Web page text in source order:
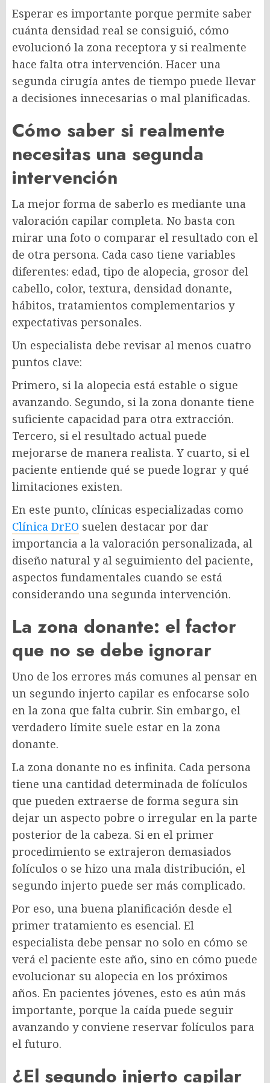
Esperar es importante porque permite saber
cuánta densidad real se consiguió, cómo
evolucionó la zona receptora y si realmente
hace falta otra intervención. Hacer una
segunda cirugía antes de tiempo puede llevar
a decisiones innecesarias o mal planificadas.
Cómo saber si realmente
necesitas una segunda
intervención
La mejor forma de saberlo es mediante una
valoración capilar completa. No basta con
mirar una foto o comparar el resultado con el
de otra persona. Cada caso tiene variables
diferentes: edad, tipo de alopecia, grosor del
cabello, color, textura, densidad donante,
hábitos, tratamientos complementarios y
expectativas personales.
Un especialista debe revisar al menos cuatro
puntos clave:
Primero, si la alopecia está estable o sigue
avanzando. Segundo, si la zona donante tiene
suficiente capacidad para otra extracción.
Tercero, si el resultado actual puede
mejorarse de manera realista. Y cuarto, si el
paciente entiende qué se puede lograr y qué
limitaciones existen.
En este punto, clínicas especializadas como
Clínica DrEO suelen destacar por dar
importancia a la valoración personalizada, al
diseño natural y al seguimiento del paciente,
aspectos fundamentales cuando se está
considerando una segunda intervención.
La zona donante: el factor
que no se debe ignorar
Uno de los errores más comunes al pensar en
un segundo injerto capilar es enfocarse solo
en la zona que falta cubrir. Sin embargo, el
verdadero límite suele estar en la zona
donante.
La zona donante no es infinita. Cada persona
tiene una cantidad determinada de folículos
que pueden extraerse de forma segura sin
dejar un aspecto pobre o irregular en la parte
posterior de la cabeza. Si en el primer
procedimiento se extrajeron demasiados
folículos o se hizo una mala distribución, el
segundo injerto puede ser más complicado.
Por eso, una buena planificación desde el
primer tratamiento es esencial. El
especialista debe pensar no solo en cómo se
verá el paciente este año, sino en cómo puede
evolucionar su alopecia en los próximos
años. En pacientes jóvenes, esto es aún más
importante, porque la caída puede seguir
avanzando y conviene reservar folículos para
el futuro.
¿El segundo injerto capilar